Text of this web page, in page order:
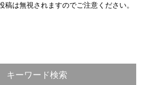
稿は無視されますのでご注意ください。
キーワード検索